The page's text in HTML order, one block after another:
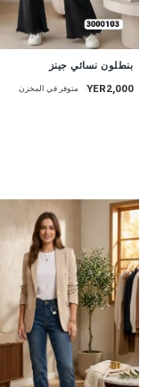
بنطلون نسائي جينز
YER2,000 متوفر في المخزن